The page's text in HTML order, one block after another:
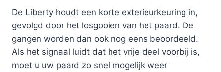
De Liberty houdt een korte exterieurkeuring in,
gevolgd door het losgooien van het paard. De
gangen worden dan ook nog eens beoordeeld.
Als het signaal luidt dat het vrije deel voorbij is,
moet u uw paard zo snel mogelijk weer